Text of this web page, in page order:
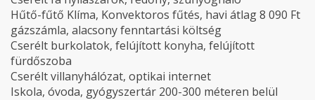
Hűtő-fűtő Klíma, Konvektoros fűtés, havi átlag 8 090 Ft
gázszámla, alacsony fenntartási költség
Cserélt burkolatok, felújított konyha, felújított
fürdőszoba
Cserélt villanyhálózat, optikai internet
Iskola, óvoda, gyógyszertár 200-300 méteren belül